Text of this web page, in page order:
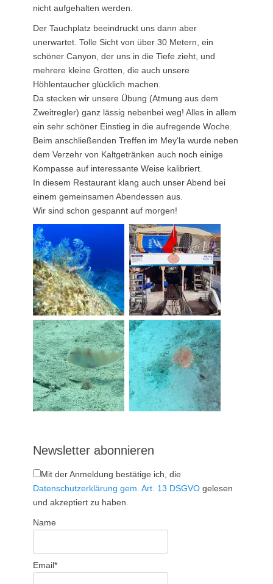
nicht aufgehalten werden.
Der Tauchplatz beeindruckt uns dann aber
unerwartet. Tolle Sicht von über 30 Metern, ein
schöner Canyon, der uns in die Tiefe zieht, und
mehrere kleine Grotten, die auch unsere
Höhlentaucher glücklich machen.
Da stecken wir unsere Übung (Atmung aus dem
Zweitregler) ganz lässig nebenbei weg! Alles in allem
ein sehr schöner Einstieg in die aufregende Woche.
Beim anschließenden Treffen im Mey‘la wurde neben
dem Verzehr von Kaltgetränken auch noch einige
Kompasse auf interessante Weise kalibriert.
In diesem Restaurant klang auch unser Abend bei
einem gemeinsamen Abendessen aus.
Wir sind schon gespannt auf morgen!
Newsletter abonnieren
Mit der Anmeldung bestätige ich, die
Datenschutzerklärung gem. Art. 13 DSGVO gelesen
und akzeptiert zu haben.
Name
Email*